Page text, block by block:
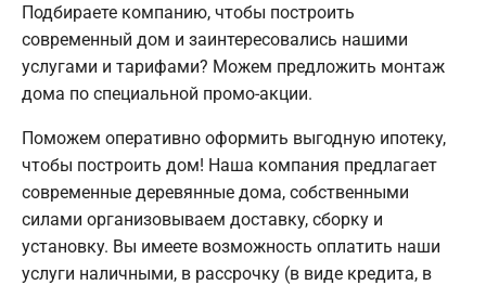
Подбираете компанию, чтобы построить
современный дом и заинтересовались нашими
услугами и тарифами? Можем предложить монтаж
дома по специальной промо-акции.
Поможем оперативно оформить выгодную ипотеку,
чтобы построить дом! Наша компания предлагает
современные деревянные дома, собственными
силами организовываем доставку, сборку и
установку. Вы имеете возможность оплатить наши
услуги наличными, в рассрочку (в виде кредита, в